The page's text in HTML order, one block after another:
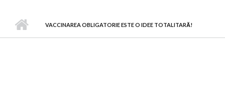
MENIU PRINCIPAL
VACCINAREA OBLIGATORIE ESTE O IDEE TOTALITARĂ!